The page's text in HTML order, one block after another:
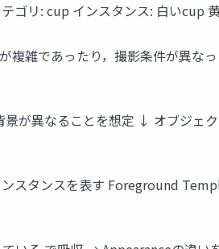
ゴリ: cup インスタンス: 白いcup
複雑であったり，撮影条件が異な
が異なることを想定 ↓ オブジェク
スタンスを表す Foreground